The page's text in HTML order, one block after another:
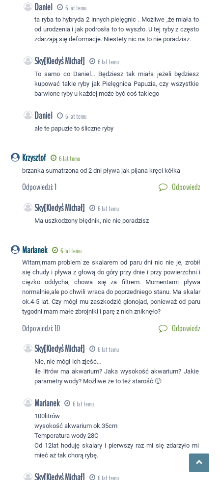
Daniel 6 lat temu
ta ryba to hybryda 2 innych pielęgnic . Możliwe ,że miała to
od urodzenia i jak podrosła to to wyszło. U tej ryby z często
zdarzają się deformacje. Niestety nic na to nie poradzisz.
Sky[Kiedyś Michał] 6 lat temu
To samo co Daniel… Będziesz tak miała jeżeli będziesz
kupować takie ryby jak Pielęgnica Papuzia, czy wszystkie
barwione ryby u każdej może być coś takiego
Daniel 6 lat temu
ale te papuzie to śliczne ryby
Krzysztof 6 lat temu
brzanka sumatrzona od 2 dni pływa jak pijana kręci kółka
Odpowiedzi:1 Odpowiedz
Sky[Kiedyś Michał] 6 lat temu
Ma uszkodzony błędnik, nic nie poradzisz
Marianek 6 lat temu
Witam,mam problem ze skalarem od paru dni nic nie je, zrobił
się chudy i pływa z głową do góry przy dnie i przy powierzchni i
ciężko oddycha, chowa się za filtrem. Momentami pływa
normalnie,ale po chwili wraca do poprzedniego stanu. Ma skalar
ok.4-5 lat. Czy mógł mu zaszkodzić glonojad, ponieważ od paru
tygodni mam małe zbrojniki i parę z nich zniknęło?
Odpowiedzi:10 Odpowiedz
Sky[Kiedyś Michał] 6 lat temu
Nie, nie mógł ich zjeść…
ile litrów ma akwarium? Jaka wysokość akwarium? Jakie
parametry wody? Możliwe że to też starość 🙂
Marianek 6 lat temu
100litrów
wysokość akwarium ok.35cm
Temperatura wody 28C
Od 12lat hoduję skalary i pierwszy raz mi się zdarzyło mi
mieć aż tak chorą rybę.